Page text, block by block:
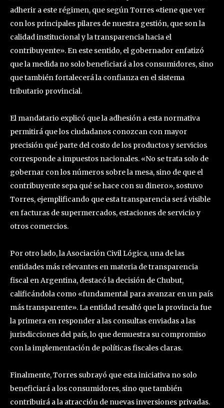
adherir a este régimen, que según Torres «tiene que ver
con los principales pilares de nuestra gestión, que son la
calidad institucional y la transparencia hacia el
contribuyente». En este sentido, el gobernador enfatizó
que la medida no solo beneficiará a los consumidores, sino
que también fortalecerá la confianza en el sistema
tributario provincial.
El mandatario explicó que la adhesión a esta normativa
permitirá que los ciudadanos conozcan con mayor
precisión qué parte del costo de los productos y servicios
corresponde a impuestos nacionales. «No se trata solo de
gobernar con los números sobre la mesa, sino de que el
contribuyente sepa qué se hace con su dinero», sostuvo
Torres, ejemplificando que esta transparencia será visible
en facturas de supermercados, estaciones de servicio y
otros comercios.
Por otro lado, la Asociación Civil Lógica, una de las
entidades más relevantes en materia de transparencia
fiscal en Argentina, destacó la decisión de Chubut,
calificándola como «fundamental para avanzar en un país
más transparente». La entidad resaltó que la provincia fue
la primera en responder a las consultas enviadas a las
jurisdicciones del país, lo que demuestra su compromiso
con la implementación de políticas fiscales claras.
Finalmente, Torres subrayó que esta iniciativa no solo
beneficiará a los consumidores, sino que también
contribuirá a la atracción de nuevas inversiones privadas.